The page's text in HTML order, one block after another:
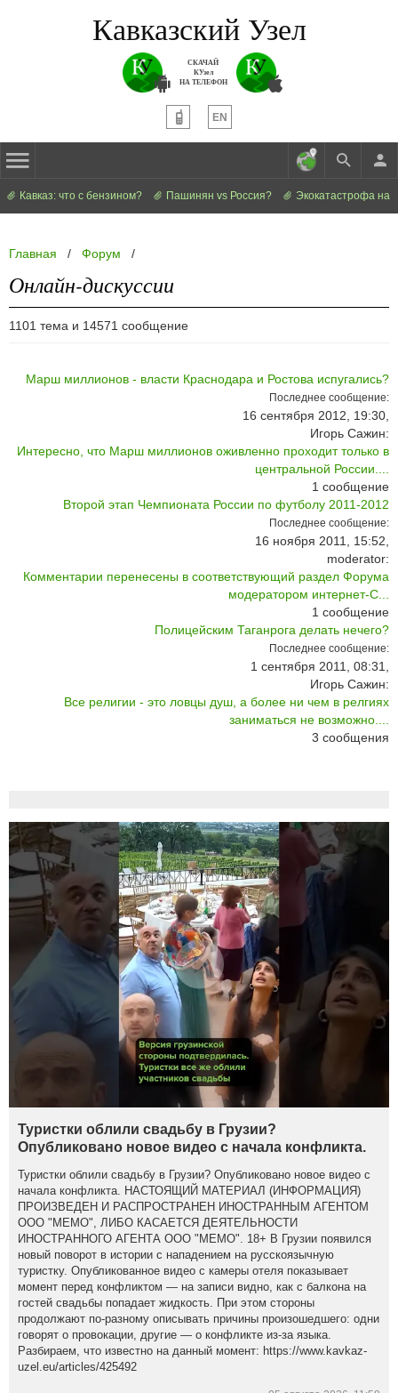
Кавказский Узел
СКАЧАЙ
КУзел
НА ТЕЛЕФОН
EN
Кавказ: что с бензином? Пашинян vs Россия? Экокатастрофа на
Главная / Форум /
Онлайн-дискуссии
1101 тема и 14571 сообщение
Марш миллионов - власти Краснодара и Ростова испугались?
Последнее сообщение:
16 сентября 2012, 19:30,
Игорь Сажин:
Интересно, что Марш миллионов оживленно проходит только в
центральной России....
1 сообщение
Второй этап Чемпионата России по футболу 2011-2012
Последнее сообщение:
16 ноября 2011, 15:52,
moderator:
Комментарии перенесены в соответствующий раздел Форума
модератором интернет-С...
1 сообщение
Полицейским Таганрога делать нечего?
Последнее сообщение:
1 сентября 2011, 08:31,
Игорь Сажин:
Все религии - это ловцы душ, а более ни чем в релгиях
заниматься не возможно....
3 сообщения
Туристки облили свадьбу в Грузии?
Опубликовано новое видео с начала конфликта.
Туристки облили свадьбу в Грузии? Опубликовано новое видео с
начала конфликта. НАСТОЯЩИЙ МАТЕРИАЛ (ИНФОРМАЦИЯ)
ПРОИЗВЕДЕН И РАСПРОСТРАНЕН ИНОСТРАННЫМ АГЕНТОМ
ООО "МЕМО", ЛИБО КАСАЕТСЯ ДЕЯТЕЛЬНОСТИ
ИНОСТРАННОГО АГЕНТА ООО "МЕМО". 18+ В Грузии появился
новый поворот в истории с нападением на русскоязычную
туристку. Опубликованное видео с камеры отеля показывает
момент перед конфликтом — на записи видно, как с балкона на
гостей свадьбы попадает жидкость. При этом стороны
продолжают по-разному описывать причины произошедшего: одни
говорят о провокации, другие — о конфликте из-за языка.
Разбираем, что известно на данный момент: https://www.kavkaz-
uzel.eu/articles/425492